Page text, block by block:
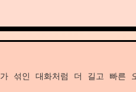
섞인 대화처럼 더 길고 빠른